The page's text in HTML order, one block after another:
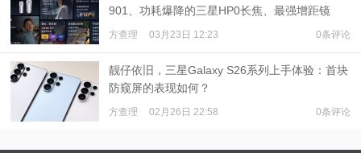
901、功耗爆降的三星HP0长焦、最强增距镜
方查理 03月23日 12:23 0条评论
靓仔依旧，三星Galaxy S26系列上手体验：首块
防窥屏的表现如何？
方查理 02月26日 22:58 0条评论